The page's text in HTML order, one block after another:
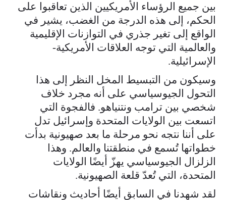
بين جميع الرؤساء الأمريكيين الذين تعاقبوا على
الحكم، إلى هذه الدرجة من الغضب، يشير في
الواقع إلى تغير جذري في التوازنات الإقليمية
والعالمية التي توجه العلاقات الأمريكية-
الإسرائيلية.
وسيكون من التبسيط المخل النظر إلى هذا
التحول الجيوسياسي على أنه مجرد خلاف
شخصي بين ترامب ونتنياهو. فالفجوة التي
اتسعت بين الولايات المتحدة وإسرائيل تدل
على أننا نتجه نحو مرحلة ما بعد صهيونية بدأت
خطواتها تُسمع في منطقتنا والعالم. وهذا
الزلزال الجيوسياسي يهزّ أيضًا الولايات
المتحدة، التي تُعدّ قلعة الصهيونية.
لقد شهدنا في السابق أيضًا أحاديث ونقاشات